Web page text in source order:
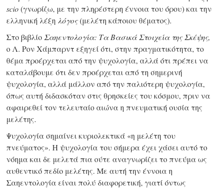
scio(γνωρίζω, με την πληρέστερη έννοια του όρου) και την
ελληνική λέξη λόγος(μελέτη κάποιου θέματος).
Στο βιβλίο Σαηεντολογία: Τα Βασικά Στοιχεία της Σκέψης,
ο Λ. Ρον Χάμπαρντ εξηγεί ότι, στην πραγματικότητα, το
θέμα προέρχεται από την ψυχολογία, αλλά ότι πρέπει να
καταλάβουμε ότι δεν προέρχεται από τη σημερινή
ψυχολογία, αλλά μάλλον από την παλιότερη ψυχολογία,
όπως αυτή διδασκόταν στις θρησκείες του κόσμου, πριν να
αφαιρεθεί τον τελευταίο αιώνα η πνευματική ουσία της
μελέτης.
Ψυχολογία σημαίνει κυριολεκτικά «η μελέτη του
πνεύματος». Η ψυχολογία του σήμερα έχει χάσει αυτό το
νόημα και δε μελετά πια ούτε αναγνωρίζει το πνεύμα ως
αυθεντικό πεδίο μελέτης. Με αυτή την έννοια η
Σαηεντολογία είναι πολύ διαφορετική, γιατί όντως